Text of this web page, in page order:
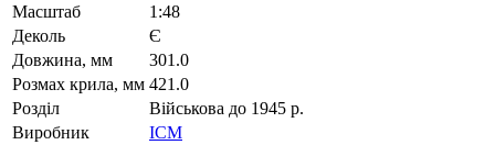
Масштаб
1:48
Деколь
Є
Довжина, мм
301.0
Розмах крила, мм 421.0
Розділ
Військова до 1945 р.
Виробник
ICM